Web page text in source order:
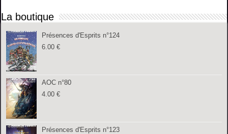
La boutique
Présences d'Esprits n°124
6.00€
AOC n°80
4.00€
Présences d'Esprits n°123